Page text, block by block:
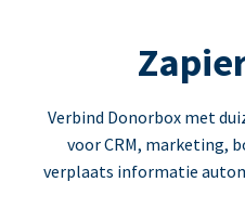
Verbind Donorbox met
voor CRM, marketing,
verplaats informatie